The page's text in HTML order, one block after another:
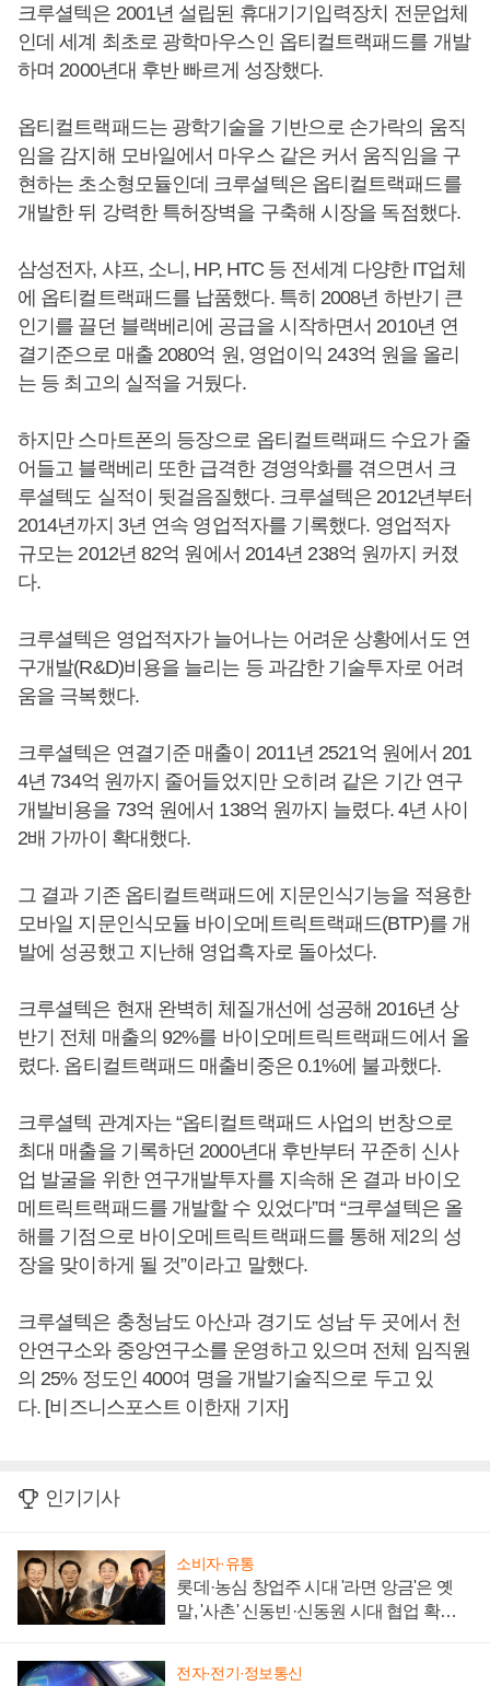
크루셜텍은 2001년 설립된 휴대기기입력장치 전문업체
인데 세계 최초로 광학마우스인 옵티컬트랙패드를 개발
하며 2000년대 후반 빠르게 성장했다.
옵티컬트랙패드는 광학기술을 기반으로 손가락의 움직
임을 감지해 모바일에서 마우스 같은 커서 움직임을 구
현하는 초소형모듈인데 크루셜텍은 옵티컬트랙패드를
개발한 뒤 강력한 특허장벽을 구축해 시장을 독점했다.
삼성전자, 샤프, 소니, HP, HTC 등 전세계 다양한 IT업체
에 옵티컬트랙패드를 납품했다. 특히 2008년 하반기 큰
인기를 끌던 블랙베리에 공급을 시작하면서 2010년 연
결기준으로 매출 2080억 원, 영업이익 243억 원을 올리
는 등 최고의 실적을 거뒀다.
하지만 스마트폰의 등장으로 옵티컬트랙패드 수요가 줄
어들고 블랙베리 또한 급격한 경영악화를 겪으면서 크
루셜텍도 실적이 뒷걸음질했다. 크루셜텍은 2012년부터
2014년까지 3년 연속 영업적자를 기록했다. 영업적자
규모는 2012년 82억 원에서 2014년 238억 원까지 커졌
다.
크루셜텍은 영업적자가 늘어나는 어려운 상황에서도 연
구개발(R&D)비용을 늘리는 등 과감한 기술투자로 어려
움을 극복했다.
크루셜텍은 연결기준 매출이 2011년 2521억 원에서 201
4년 734억 원까지 줄어들었지만 오히려 같은 기간 연구
개발비용을 73억 원에서 138억 원까지 늘렸다. 4년 사이
2배 가까이 확대했다.
그 결과 기존 옵티컬트랙패드에 지문인식기능을 적용한
모바일 지문인식모듈 바이오메트릭트랙패드(BTP)를 개
발에 성공했고 지난해 영업흑자로 돌아섰다.
크루셜텍은 현재 완벽히 체질개선에 성공해 2016년 상
반기 전체 매출의 92%를 바이오메트릭트랙패드에서 올
렸다. 옵티컬트랙패드 매출비중은 0.1%에 불과했다.
크루셜텍 관계자는 “옵티컬트랙패드 사업의 번창으로
최대 매출을 기록하던 2000년대 후반부터 꾸준히 신사
업 발굴을 위한 연구개발투자를 지속해 온 결과 바이오
메트릭트랙패드를 개발할 수 있었다”며 “크루셜텍은 올
해를 기점으로 바이오메트릭트랙패드를 통해 제2의 성
장을 맞이하게 될 것”이라고 말했다.
크루셜텍은 충청남도 아산과 경기도 성남 두 곳에서 천
안연구소와 중앙연구소를 운영하고 있으며 전체 임직원
의 25% 정도인 400여 명을 개발기술직으로 두고 있
다. [비즈니스포스트 이한재 기자]
인기기사
소비자·유통
롯데·농심 창업주 시대 '라면 앙금'은 옛
말, '사촌' 신동빈·신동원 시대 협업 확대
전자·전기·정보통신